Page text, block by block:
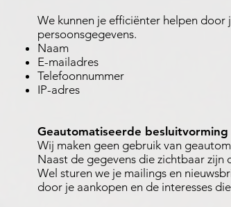
We kunnen je efficiënter helpen
persoonsgegevens.
Naam
E-mailadres
Telefoonnummer
IP-adres
Geautomatiseerde
Wij maken geen gebruik van
Naast de gegevens die zichtbaar
Wel sturen we je mailings en
door je aankopen en de interesses